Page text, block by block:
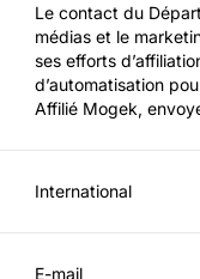
Le contact du
médias et le
ses efforts
d’automatisation
Affilié Mogek,
International
E-mail